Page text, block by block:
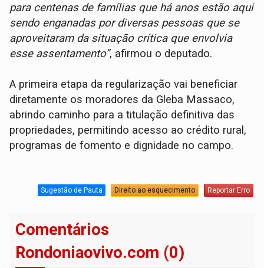
para centenas de famílias que há anos estão aqui
sendo enganadas por diversas pessoas que se
aproveitaram da situação crítica que envolvia
esse assentamento”, afirmou o deputado.
A primeira etapa da regularização vai beneficiar
diretamente os moradores da Gleba Massaco,
abrindo caminho para a titulação definitiva das
propriedades, permitindo acesso ao crédito rural,
programas de fomento e dignidade no campo.
Sugestão de Pauta Direito ao esquecimento Reportar Erro
Comentários
Rondoniaovivo.com (0)